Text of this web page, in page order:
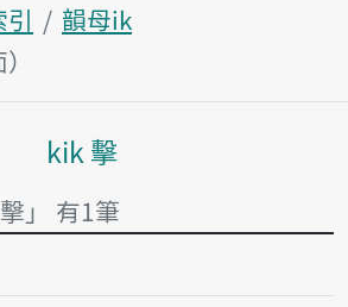
韻母ik
主內容區塊
kik 擊
」 有1筆